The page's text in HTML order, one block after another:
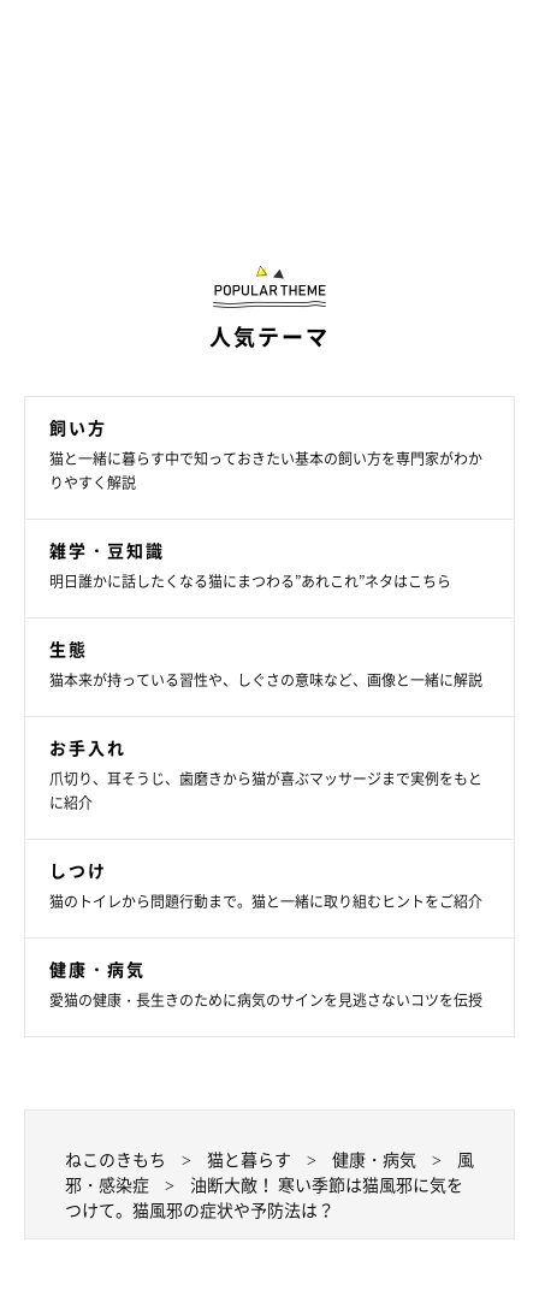
人気テーマ
飼い方
猫と一緒に暮らす中で知っておきたい基本の飼い方を専門家がわか
りやすく解説
雑学・豆知識
明日誰かに話したくなる猫にまつわる”あれこれ”ネタはこちら
生態
猫本来が持っている習性や、しぐさの意味など、画像と一緒に解説
お手入れ
爪切り、耳そうじ、歯磨きから猫が喜ぶマッサージまで実例をもと
に紹介
しつけ
猫のトイレから問題行動まで。猫と一緒に取り組むヒントをご紹介
健康・病気
愛猫の健康・長生きのために病気のサインを見逃さないコツを伝授
ねこのきもち 猫と暮らす 健康・病気
風
邪・感染症
油断大敵！ 寒い季節は猫風邪に気を
つけて。猫風邪の症状や予防法は？